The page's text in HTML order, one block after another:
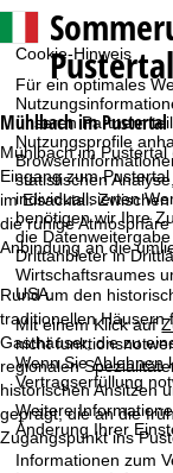
Cookie-Hinweis
Für ein optimales
unseren Partnern
Nutzungsprofile
statistischen
individualisierten
benötigen wir Ihre
die
Drittanbieter in
Wirtschaftsraumes
USA.
Mit einem Klick auf
nicht
Wenn SieAblehnen
Vertragserfüllung
Weitere
Änderung Ihrer
Informationen zum
r
t
s
e
i
t
e
Mühlbach im Pustertal
Mühlbach im
Eingang zum
im Eisacktal.
die ruhige
Anbindung an die
Rund um den
traditionellen Häusern
Gasthäuser, die zu
regionalen
historischen Ansitzen
geprägt, die an die
Zugangspunkt ins